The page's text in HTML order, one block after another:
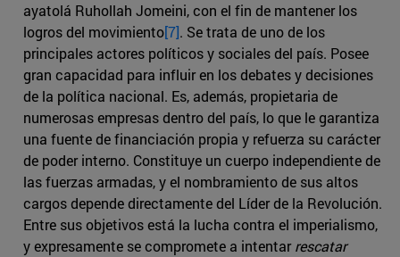
ayatolá Ruhollah Jomeini, con el fin de mantener los
logros del movimiento[7]. Se trata de uno de los
principales actores políticos y sociales del país. Posee
gran capacidad para influir en los debates y decisiones
de la política nacional. Es, además, propietaria de
numerosas empresas dentro del país, lo que le garantiza
una fuente de financiación propia y refuerza su carácter
de poder interno. Constituye un cuerpo independiente de
las fuerzas armadas, y el nombramiento de sus altos
cargos depende directamente del Líder de la Revolución.
Entre sus objetivos está la lucha contra el imperialismo,
y expresamente se compromete a intentarrescatar